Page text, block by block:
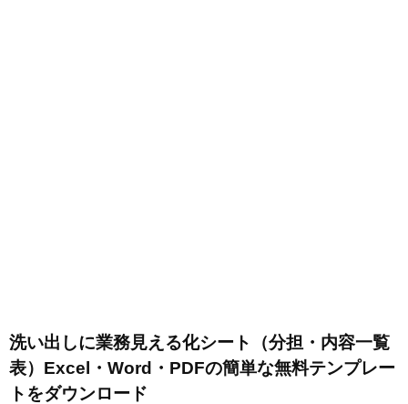
洗い出しに業務見える化シート（分担・内容一覧
表）Excel・Word・PDFの簡単な無料テンプレー
トをダウンロード